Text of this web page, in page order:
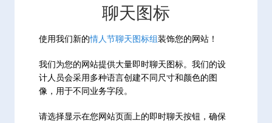
聊天图标
使用我们新的情人节聊天图标组装饰您的网站！
我们为您的网站提供大量即时聊天图标。我们的设
计人员会采用多种语言创建不同尺寸和颜色的图
像，用于不同业务字段。
请选择显示在您网站页面上的即时聊天按钮，确保